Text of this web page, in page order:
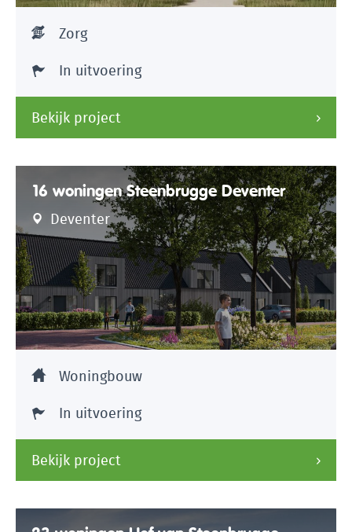
Zorg
In uitvoering
Bekijk project
16 woningen Steenbrugge Deventer
Deventer
Woningbouw
In uitvoering
Bekijk project